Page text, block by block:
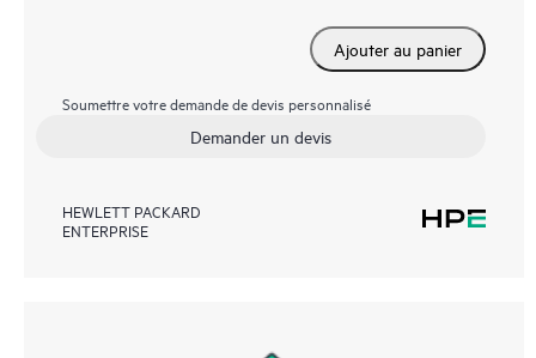
Ajouter au panier
Soumettre votre demande de devis personnalisé
Demander un devis
HEWLETT PACKARD
ENTERPRISE